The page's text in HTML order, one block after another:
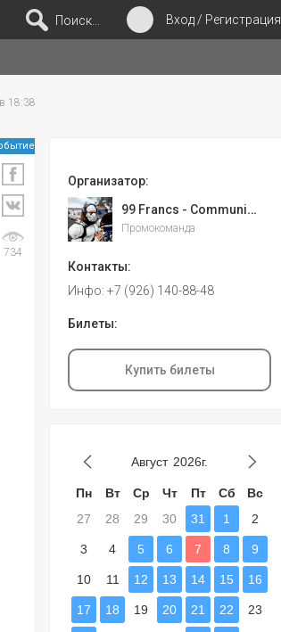
Вход / Регистрация
Поиск...
18:38
734
Организатор:
99 Francs - Communication Group
Промокоманда
Контакты:
Инфо: +7 (926) 140-88-48
Билеты:
Купить билеты
Август 2026г.
Пн Вт Ср Чт Пт Сб
Вс
27
28 29 30 31 1 2
3 4 5 6 7 8 9
10 11 12 13 14 15 16
17 18 19 20 21 22 23